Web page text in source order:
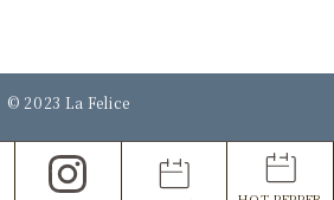
© 2023 La Felice